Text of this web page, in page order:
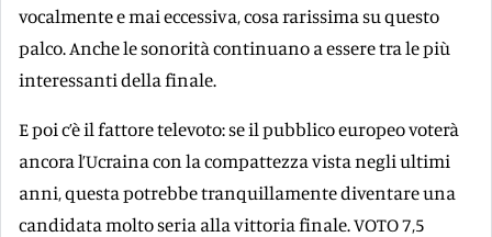
vocalmente e mai eccessiva, cosa rarissima su questo
palco. Anche le sonorità continuano a essere tra le più
interessanti della finale.
E poi c’è il fattore televoto: se il pubblico europeo voterà
ancora l’Ucraina con la compattezza vista negli ultimi
anni, questa potrebbe tranquillamente diventare una
candidata molto seria alla vittoria finale. VOTO 7,5